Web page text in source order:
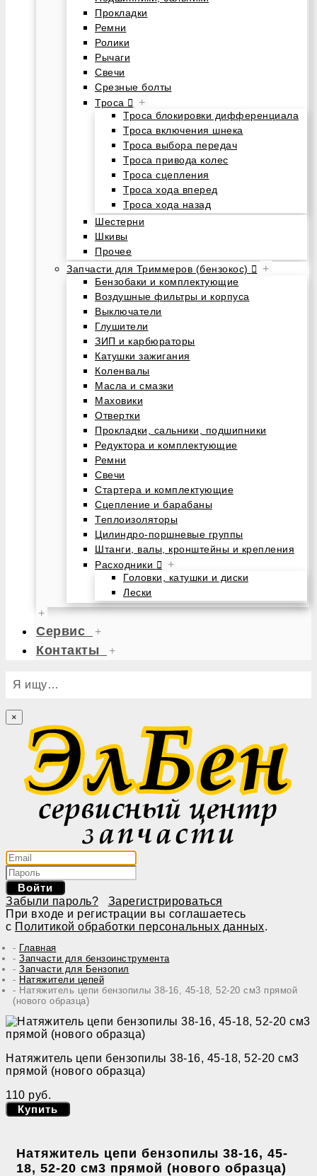
Прокладки
Ремни
Ролики
Рычаги
Свечи
Срезные болты
Троса
+
Троса блокировки дифференциала
Троса включения шнека
Троса выбора передач
Троса привода колес
Троса сцепления
Троса хода вперед
Троса хода назад
Шестерни
Шкивы
Прочее
Запчасти для Триммеров (бензокос)
+
Бензобаки и комплектующие
Воздушные фильтры и корпуса
Выключатели
Глушители
ЗИП и карбюраторы
Катушки зажигания
Коленвалы
Масла и смазки
Маховики
Отвертки
Прокладки, сальники, подшипники
Редуктора и комплектующие
Ремни
Свечи
Стартера и комплектующие
Сцепление и барабаны
Теплоизоляторы
Цилиндро-поршневые группы
Штанги, валы, кронштейны и крепления
Расходники
+
Головки, катушки и диски
Лески
+
Сервис +
Контакты +
Я ищу…
×
Войти
Забыли пароль?
Зарегистрироваться
При входе и регистрации вы соглашаетесь
с Политикой обработки персональных данных.
Главная
Запчасти для бензоинструмента
Запчасти для Бензопил
Натяжители цепей
Натяжитель цепи бензопилы 38-16, 45-18, 52-20 см3 прямой
(нового образца)
Натяжитель цепи бензопилы 38-16, 45-18, 52-20 см3
прямой (нового образца)
110 руб.
Купить
Натяжитель цепи бензопилы 38-16, 45-
18, 52-20 см3 прямой (нового образца)